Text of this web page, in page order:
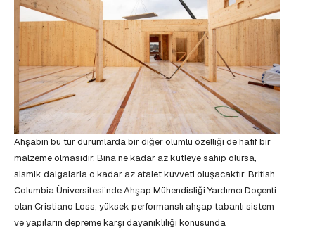
Ahşabın bu tür durumlarda bir diğer olumlu özelliği de hafif bir
malzeme olmasıdır. Bina ne kadar az kütleye sahip olursa,
sismik dalgalarla o kadar az atalet kuvveti oluşacaktır. British
Columbia Üniversitesi’nde Ahşap Mühendisliği Yardımcı Doçenti
olan Cristiano Loss, yüksek performanslı ahşap tabanlı sistem
ve yapıların depreme karşı dayanıklılığı konusunda